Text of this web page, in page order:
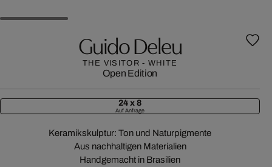
Guido Deleu
THE VISITOR - WHITE
Open Edition
24 x 8
Auf Anfrage
Keramikskulptur: Ton und Naturpigmente
Aus nachhaltigen Materialien
Handgemacht in Brasilien